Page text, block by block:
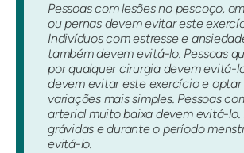
Pessoas com lesões no pescoço,
ou pernas devem evitar este
Indivíduos com estresse e
também devem evitá-lo. Pessoas
por qualquer cirurgia devem evitá-
devem evitar este exercício e optar
variações mais simples. Pessoas
arterial muito baixa devem evitá-lo.
grávidas e durante o período
evitá-lo.